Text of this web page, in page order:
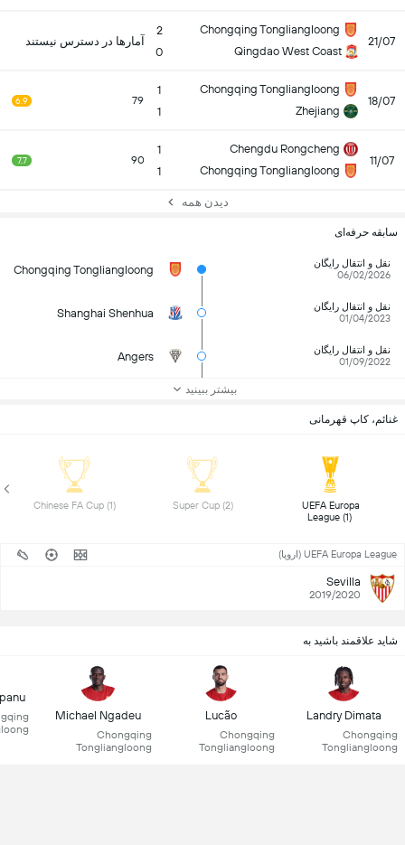
21/07
Chongqing Tongliangloong
Qingdao West Coast
2
0
آمارها در دسترس نیستند
18/07
Chongqing Tongliangloong
Zhejiang
1
1
79
6.9
11/07
Chengdu Rongcheng
Chongqing Tongliangloong
1
1
90
7.7
دیدن همه
سابقه حرفه‌ای
نقل و انتقال رایگان
06/02/2026
Chongqing Tongliangloong
نقل و انتقال رایگان
01/04/2023
Shanghai Shenhua
نقل و انتقال رایگان
01/09/2022
Angers
بیشتر ببینید
غنائم، کاپ قهرمانی
UEFA Europa
League (1)
Super Cup (2)
Chinese FA Cup (1)
UEFA Europa League (اروپا)
Sevilla
2019/2020
شاید علاقمند باشید به
Landry Dimata
Chongqing
Tongliangloong
Lucão
Chongqing
Tongliangloong
Michael Ngadeu
Chongqing
Tongliangloong